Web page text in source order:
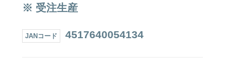
※ 受注生産
JANコード 4517640054134